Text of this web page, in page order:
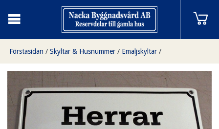
Förstasidan / Skyltar & Husnummer / Emaljskyltar /